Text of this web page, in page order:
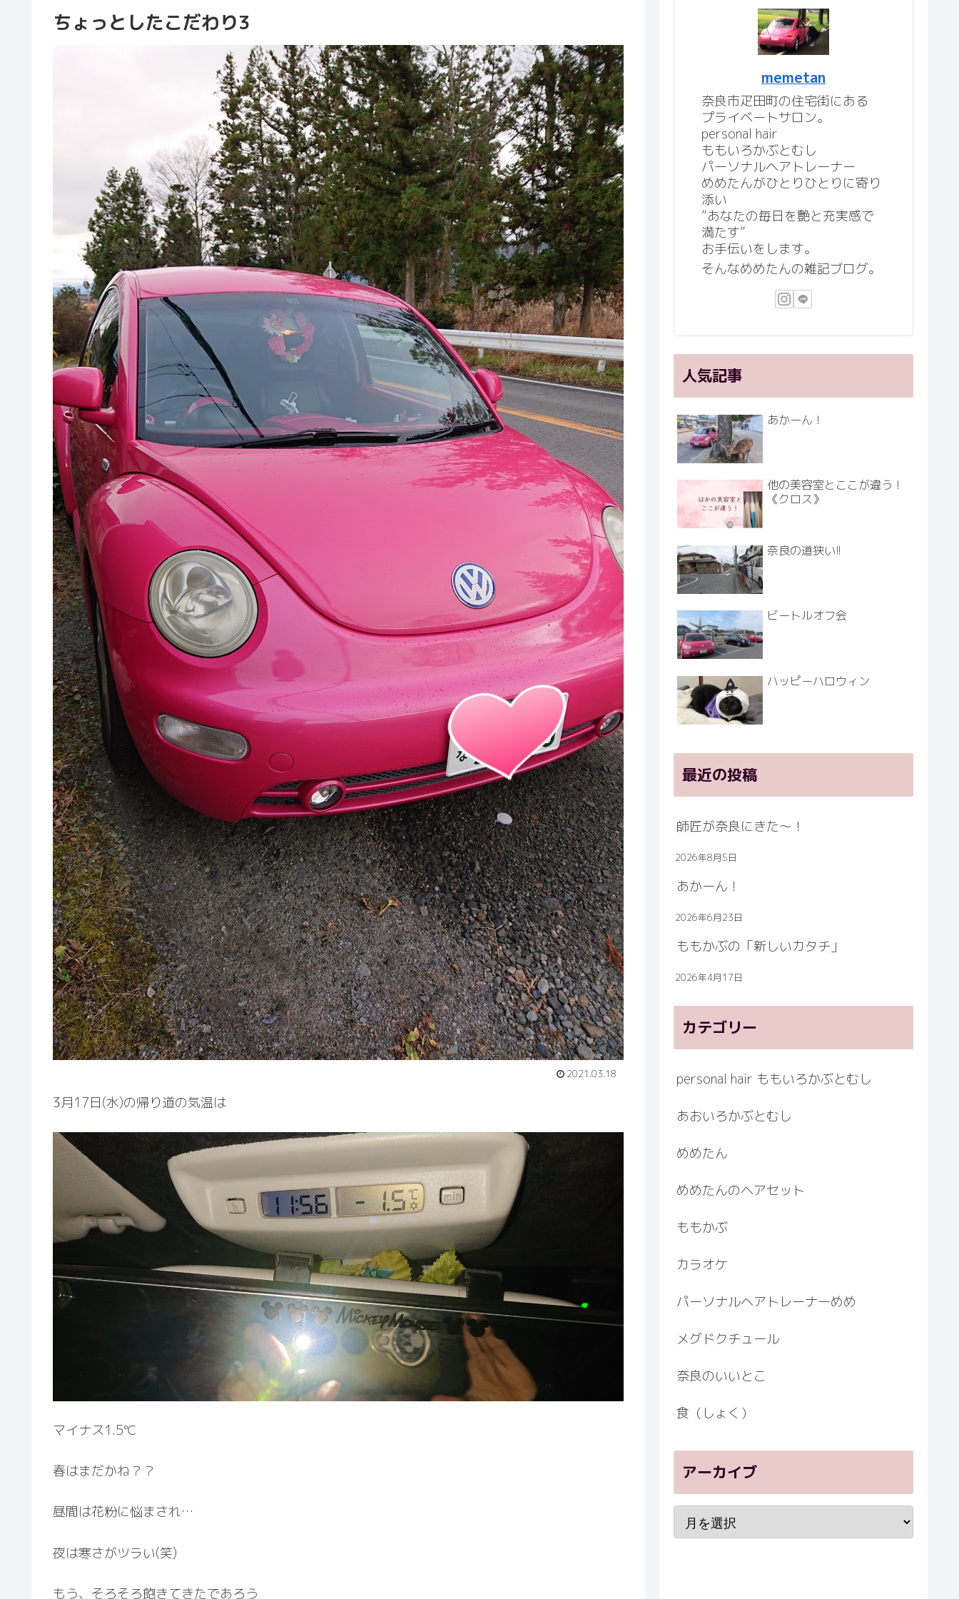
ちょっとしたこだわり3
2021.03.18
3月17日(水)の帰り道の気温は
マイナス1.5℃
春はまだかね？？
昼間は花粉に悩まされ…
夜は寒さがツラい(笑)
もう、そろそろ飽きてきたであろう
memetan
奈良市疋田町の住宅街にある
プライベートサロン。
personal hair
ももいろかぶとむし
パーソナルヘアトレーナー
めめたんがひとりひとりに寄り
添い
”あなたの毎日を艶と充実感で
満たす”
お手伝いをします。
そんなめめたんの雑記ブログ。
人気記事
あかーん！
他の美容室とここが違う！
《クロス》
奈良の道狭い!!
ビートルオフ会
ハッピーハロウィン
最近の投稿
師匠が奈良にきた～！
2026年8月5日
あかーん！
2026年6月23日
ももかぶの「新しいカタチ」
2026年4月17日
カテゴリー
personal hair ももいろかぶとむし
あおいろかぶとむし
めめたん
めめたんのヘアセット
ももかぶ
カラオケ
パーソナルヘアトレーナーめめ
メグドクチュール
奈良のいいとこ
食（しょく）
アーカイブ